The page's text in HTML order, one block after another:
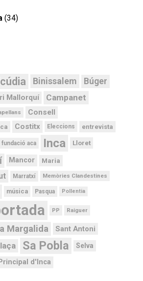
(34)
Binissalem Búger
Mallorquí Campanet
Consell
Costitx Eleccions entrevista
fundació aca Inca Lloret
Mancor Maria
Marratxí Memòries Clandestines
música Pasqua Pollentia
PP Raiguer
Margalida Sant Antoni
Sa Pobla Selva
d'Inca